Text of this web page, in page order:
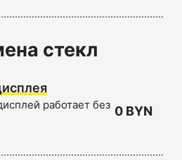
стекл
работает без 0 BYN